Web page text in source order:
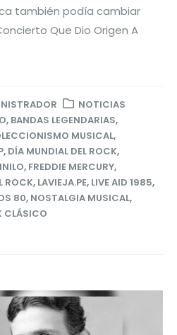
también podía cambiar
Que Dio Origen A
NOTICIAS
, BANDAS LEGENDARIAS,
MUSICAL,
, DÍA MUNDIAL DEL ROCK,
, FREDDIE MERCURY,
ROCK, LAVIEJA.PE, LIVE AID 1985,
80, NOSTALGIA MUSICAL,
CLÁSICO